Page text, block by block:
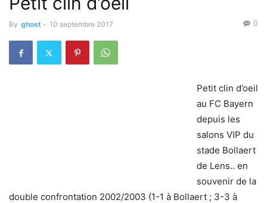
By ghost - 10 septembre 2017 0
Petit clin d’oeil
au FC Bayern
depuis les
salons VIP du
stade Bollaert
de Lens.. en
souvenir de la
double confrontation 2002/2003 (1-1 à Bollaert ; 3-3 à